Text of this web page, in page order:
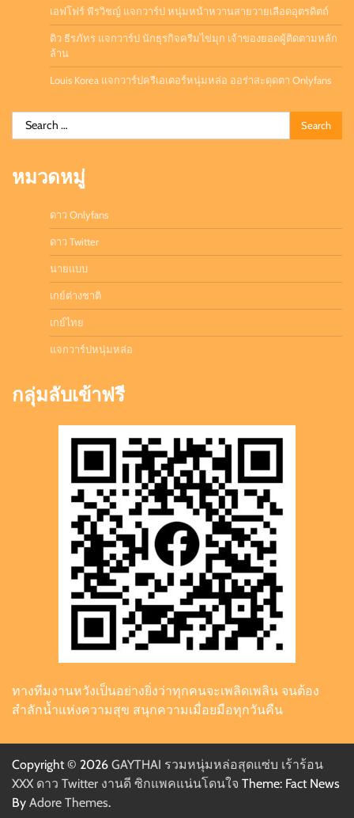
เอฟโฟร์ พีรวิชญ์ แจกวาร์ป หนุ่มหน้าหวานสายวายเลือดอุตรดิตถ์
ดิว ธีรภัทร แจกวาร์ป นักธุรกิจครีมไข่มุก เจ้าของยอดผู้ติดตามหลัก
ล้าน
Louis Korea แจกวาร์ปครีเอเตอร์หนุ่มหล่อ ออร่าสะดุดตา Onlyfans
Search
for:
หมวดหมู่
ดาว Onlyfans
ดาว Twitter
นายแบบ
เกย์ต่างชาติ
เกย์ไทย
แจกวาร์ปหนุ่มหล่อ
กลุ่มลับเข้าฟรี
ทางทีมงานหวังเป็นอย่างยิ่งว่าทุกคนจะเพลิดเพลิน จนต้อง
สำลักน้ำแห่งความสุข สนุกความเมื่อยมือทุกวันคืน
Copyright © 2026 GAYTHAI รวมหนุ่มหล่อสุดแซ่บ เร้าร้อน
XXX ดาว Twitter งานดี ซิกแพคแน่นโดนใจ Theme: Fact News
By Adore Themes.